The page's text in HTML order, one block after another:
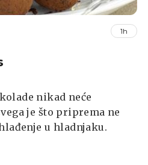
1h
nikad neće
je što priprema ne
u hladnjaku.